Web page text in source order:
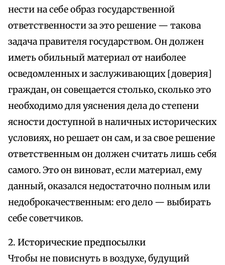
нести на себе образ государственной
ответственности за это решение — такова
задача правителя государством. Он должен
иметь обильный материал от наиболее
осведомленных и заслуживающих [доверия]
граждан, он совещается столько, сколько это
необходимо для уяснения дела до степени
ясности доступной в наличных исторических
условиях, но решает он сам, и за свое решение
ответственным он должен считать лишь себя
самого. Это он виноват, если материал, ему
данный, оказался недостаточно полным или
недоброкачественным: его дело — выбирать
себе советчиков.
2. Исторические предпосылки
Чтобы не повиснуть в воздухе, будущий